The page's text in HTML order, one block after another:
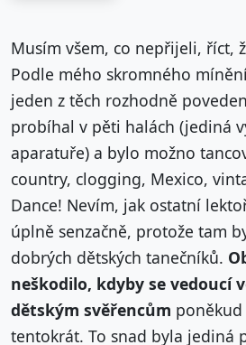
Musím všem, co nepřijeli, říct,
Podle mého skromného
jeden z těch rozhodně
probíhal v pěti halách (jediná
aparatuře) a bylo možno
country, clogging, Mexico,
Dance! Nevím, jak ostatní
úplně senzačně, protože tam
dobrých dětských tanečníků.
neškodilo, kdyby se vedoucí
dětským svěřencům
tentokrát. To snad byla jediná